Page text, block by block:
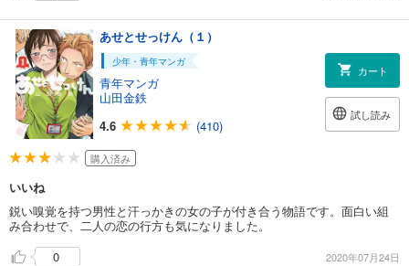
あせとせっけん（１）
少年・青年マンガ
青年マンガ
山田金鉄
4.6
(410)
カート
試し読み
購入済み
いいね
鋭い嗅覚を持つ男性と汗っかきの女の子が付き合う物語です。面白い組
み合わせで、二人の恋の行方も気になりました。
0
2020年07月24日